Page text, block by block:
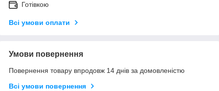
Готівкою
Всі умови оплати
Умови повернення
Повернення товару впродовж 14 днів за домовленістю
Всі умови повернення